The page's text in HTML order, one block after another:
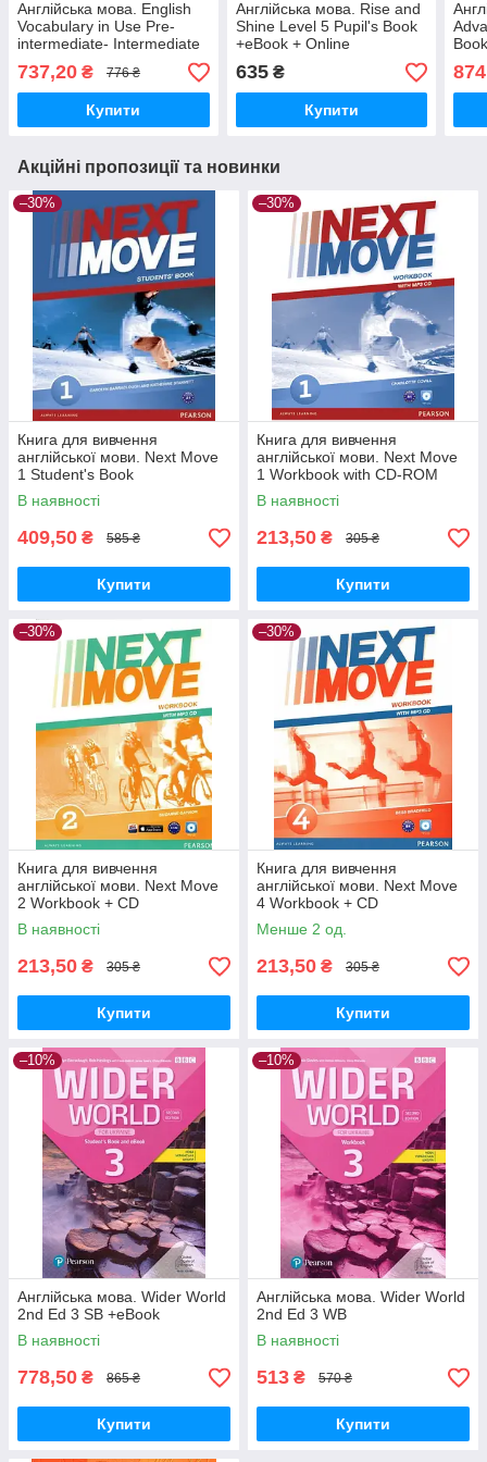
Англійська мова. English
Vocabulary in Use Pre-
intermediate- Intermediate
Book with Answers and
Enhanced eBook
737,20 ₴ 776 ₴
Купити
Англійська мова. Rise and
Shine Level 5 Pupil's Book
+eBook + Online
635₴
Купити
874
Акційні пропозиції та новинки
–30%
Книга для вивчення
англійської мови. Next Move
1 Student's Book
В наявності
409,50 ₴ 585 ₴
Купити
–30%
Книга для вивчення
англійської мови. Next Move
1 Workbook with CD-ROM
В наявності
213,50 ₴ 305 ₴
Купити
–30%
Книга для вивчення
англійської мови. Next Move
2 Workbook + CD
В наявності
213,50 ₴ 305 ₴
Купити
–30%
Книга для вивчення
англійської мови. Next Move
4 Workbook + CD
Менше 2 од.
213,50 ₴ 305 ₴
Купити
–10%
Англійська мова. Wider World
2nd Ed 3 SB +eBook
В наявності
778,50 ₴ 865 ₴
Купити
–10%
Англійська мова. Wider World
2nd Ed 3 WB
В наявності
513 ₴ 570 ₴
Купити